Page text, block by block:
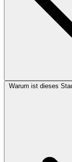
Warum ist dieses